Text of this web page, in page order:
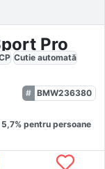
Pro
Cutie automată
BMW236380
5,7% pentru persoane